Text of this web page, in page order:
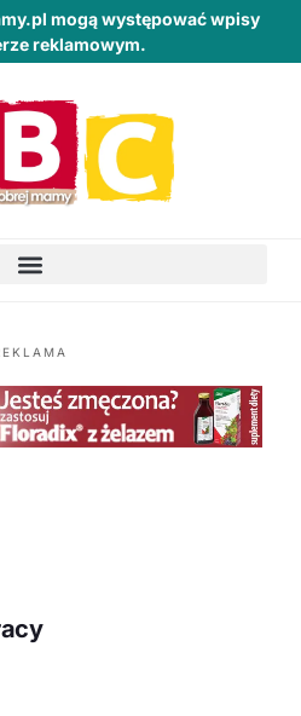
mogą występować wpisy
reklamowym.